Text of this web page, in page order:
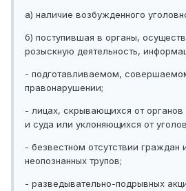
а) наличие возбужденного
б) поступившая в органы,
розыскную деятельность,
- подготавливаемом,
правонарушении;
- лицах, скрывающихся от органов
и суда или уклоняющихся от
- безвестном отсутствии граждан
неопознанных трупов;
- разведывательно-подрывных